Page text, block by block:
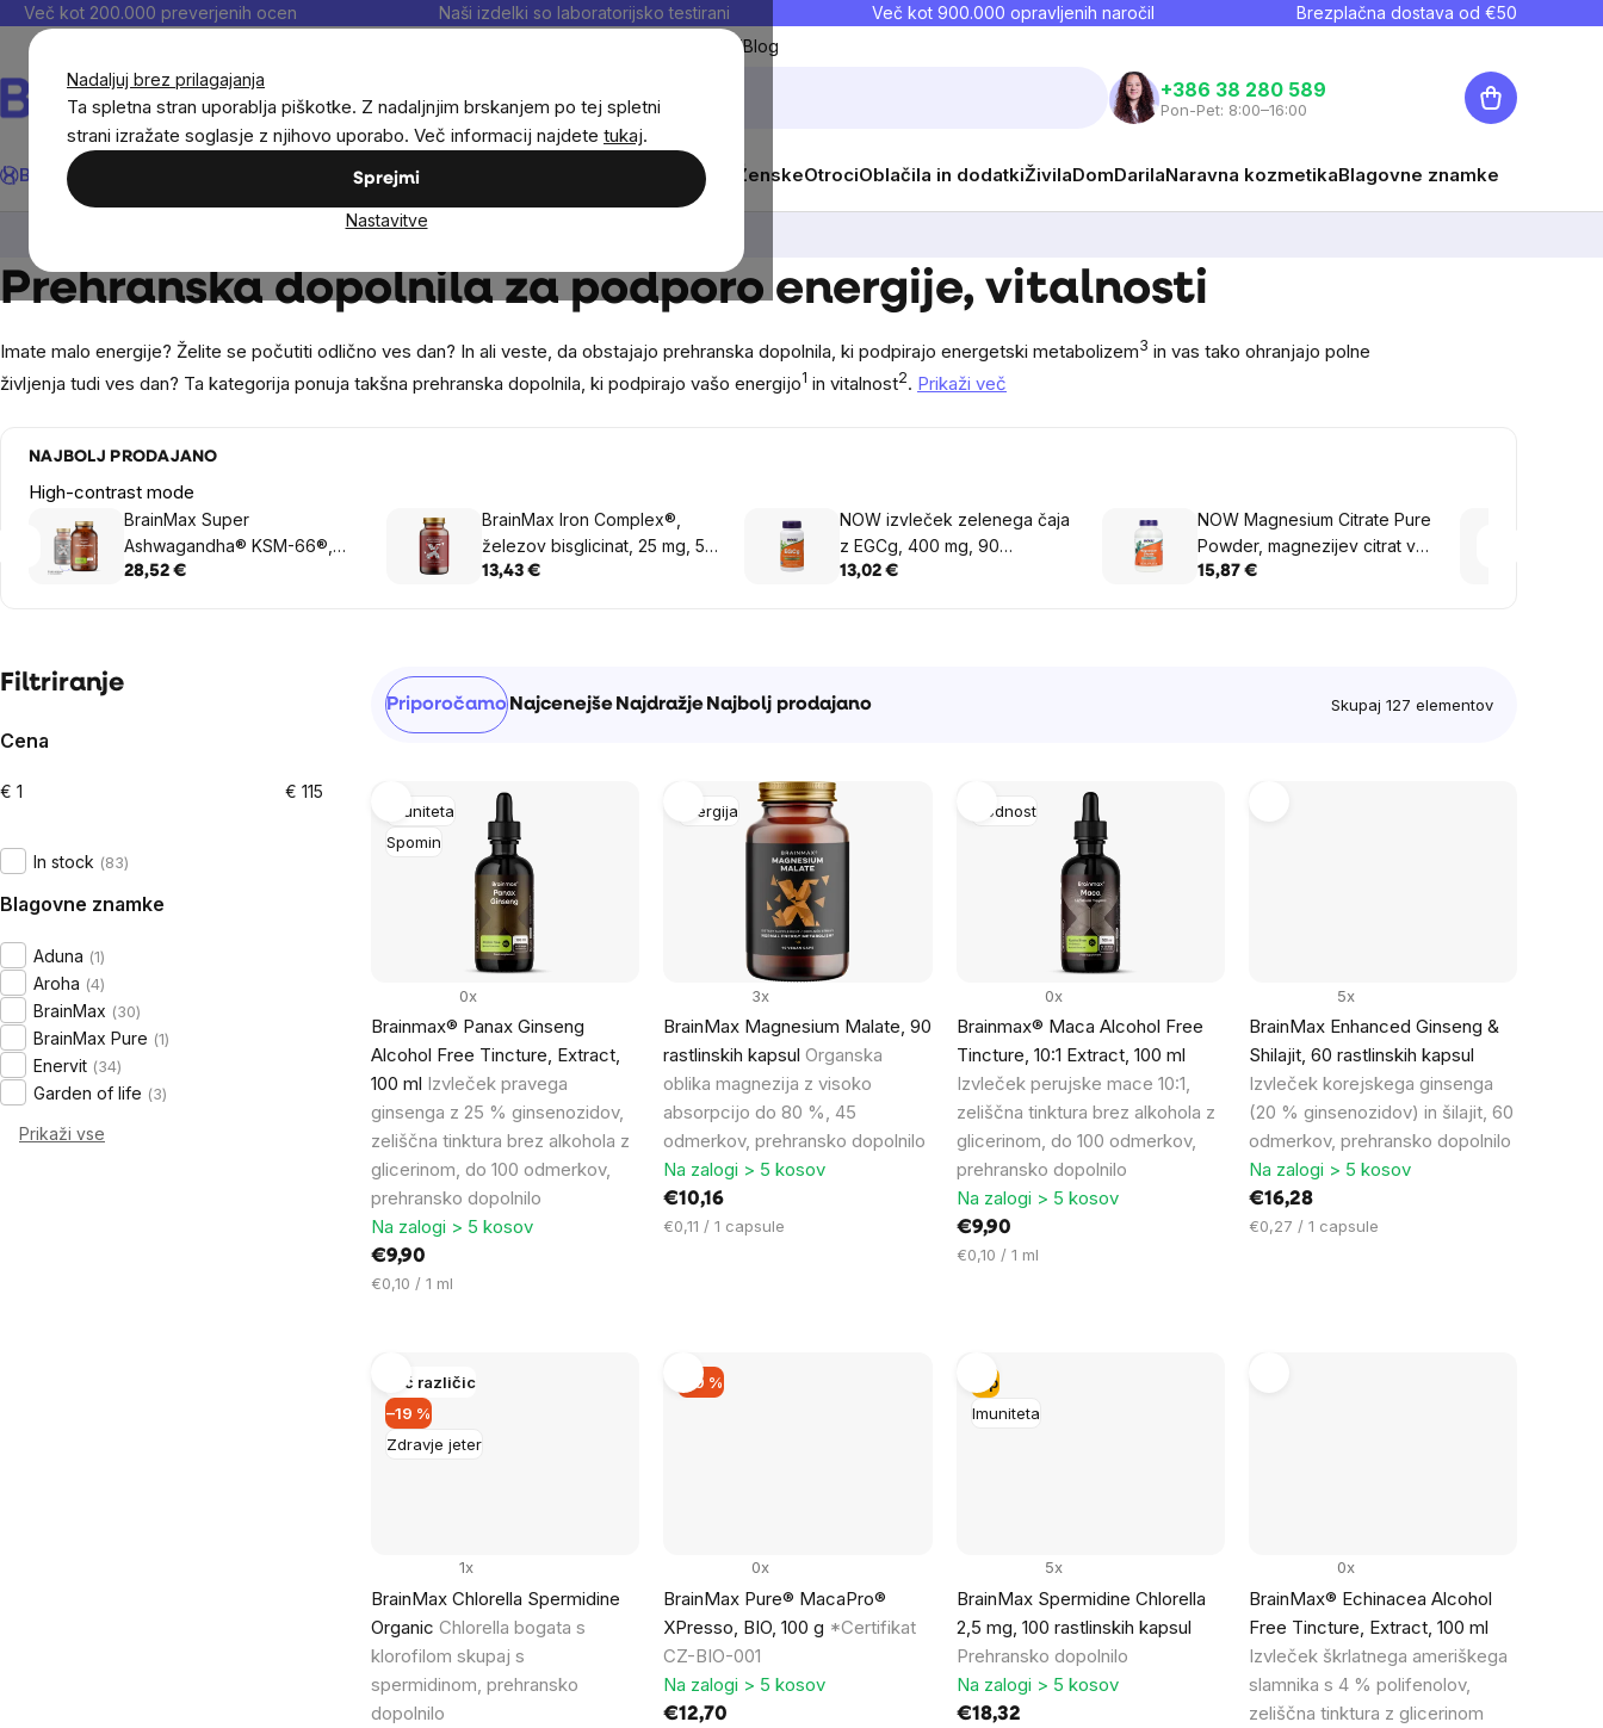
Nadaljuj brez prilagajanja
Ta spletna stran uporablja piškotke. Z nadaljnjim brskanjem po tej spletni
strani izražate soglasje z njihovo uporabo. Več informacij najdete tukaj.
Sprejmi
Nastavitve
Preskoči
Več kot 200.000 preverjenih ocen Naši izdelki so laboratorijsko testirani Več kot 900.000 opravljenih naročil Brezplačna dostava od €50
Moji priljubljeniBlog
Išči
+386 38 280 589
Pon-Pet: 8:00–16:00
Košarica
BrainMax® Prehranska dopolnila in prehrana Moški ŽenskeOtrociOblačila in dodatkiŽivilaDomDarilaNaravna kozmetikaBlagovne znamke
Prehranska dopolnila za podporo energije, vitalnosti
Imate malo energije? Želite se počutiti odlično ves dan? In ali veste, da obstajajo prehranska dopolnila, ki podpirajo energetski metabolizem3 in vas tako ohranjajo polne
življenja tudi ves dan? Ta kategorija ponuja takšna prehranska dopolnila, ki podpirajo vašo energijo1 in vitalnost2. Prikaži več
NAJBOLJ PRODAJANO
High-contrast mode
BrainMax Super
Ashwagandha® KSM-66®,
100 rastlinskih kapsul
28,52 €
BrainMax Iron Complex®,
železov bisglicinat, 25 mg, 50
rastlinskih kapsul
13,43 €
NOW izvleček zelenega čaja
z EGCg, 400 mg, 90
vegetarijanskih kapsul
13,02 €
NOW Magnesium Citrate Pure
Powder, magnezijev citrat v
prahu, 450 mg, 227 g
15,87 €
Sidebar
Filtriranje
Cena
€ 1 € 115
In stock 83
Blagovne znamke
Aduna 1
Aroha 4
BrainMax 30
BrainMax Pure 1
Enervit 34
Garden of life 3
Prikaži vse
Razvrščanje
izdelkov
Priporočamo Najcenejše Najdražje Najbolj prodajano Skupaj 127 elementov
List
of
products
Imuniteta
Spomin
Brainmax® Panax Ginseng
Alcohol Free Tincture, Extract,
100 ml Izvleček pravega
ginsenga z 25 % ginsenozidov,
zeliščna tinktura brez alkohola z
glicerinom, do 100 odmerkov,
prehransko dopolnilo
0x
Na zalogi > 5 kosov
€9,90
Cena
€0,10 / 1 ml
Energija
BrainMax Magnesium Malate, 90
rastlinskih kapsulOrganska
oblika magnezija z visoko
absorpcijo do 80 %, 45
odmerkov, prehransko dopolnilo
3x
Na zalogi > 5 kosov
€10,16
Cena
€0,11 / 1 capsule
Plodnost
Brainmax® Maca Alcohol Free
Tincture, 10:1 Extract, 100 ml
Izvleček perujske mace 10:1,
zeliščna tinktura brez alkohola z
glicerinom, do 100 odmerkov,
prehransko dopolnilo
0x
Na zalogi > 5 kosov
€9,90
Cena
€0,10 / 1 ml
BrainMax Enhanced Ginseng &
Shilajit, 60 rastlinskih kapsul
Izvleček korejskega ginsenga
(20 % ginsenozidov) in šilajit, 60
odmerkov, prehransko dopolnilo
5x
Na zalogi > 5 kosov
€16,28
Cena
€0,27 / 1 capsule
Zdravje jeter
–19 %
Več različic
BrainMax Chlorella Spermidine
Organic Chlorella bogata s
klorofilom skupaj s
spermidinom, prehransko
dopolnilo
1x
–19 %
BrainMax Pure® MacaPro®
XPresso, BIO, 100 g *Certifikat
CZ-BIO-001
0x
Na zalogi > 5 kosov
€12,70
Tip
Imuniteta
BrainMax Spermidine Chlorella
2,5 mg, 100 rastlinskih kapsul
Prehransko dopolnilo
5x
Na zalogi > 5 kosov
€18,32
BrainMax® Echinacea Alcohol
Free Tincture, Extract, 100 ml
Izvleček škrlatnega ameriškega
slamnika s 4 % polifenolov,
zeliščna tinktura z glicerinom
0x